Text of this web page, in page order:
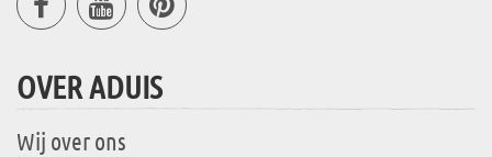
OVER ADUIS
Wij over ons